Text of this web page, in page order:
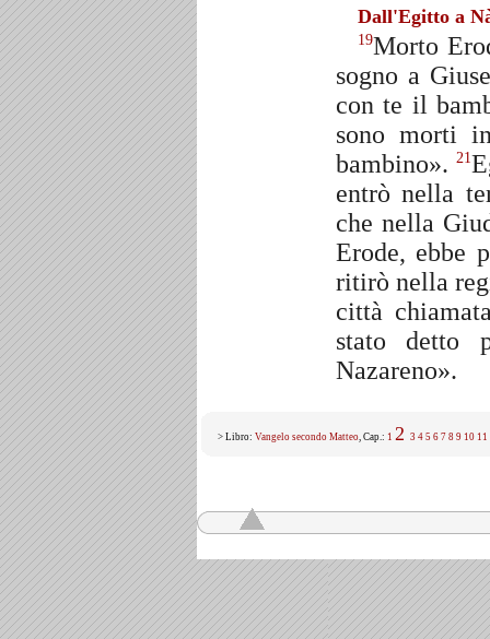
Dall'Egitto a
19Morto
sogno a
con te il
sono morti
bambino». 21
entrò nella
che nella
Erode, ebbe
ritirò nella
città
stato detto
Nazareno».
> Libro: Vangelo secondo Matteo, Cap.: 1 2 3 4 5 6 7 8 9 10 11